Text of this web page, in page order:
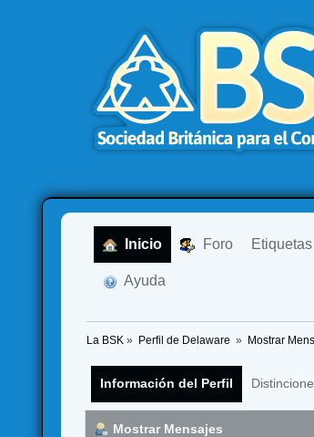
Inicio Foro Etiquetas
Ayuda
La BSK » Perfil de Delaware » Mostrar
Información del Perfil
Mostrar Mensajes